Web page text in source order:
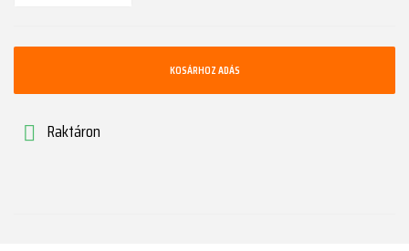
KOSÁRHOZ ADÁS
 Raktáron